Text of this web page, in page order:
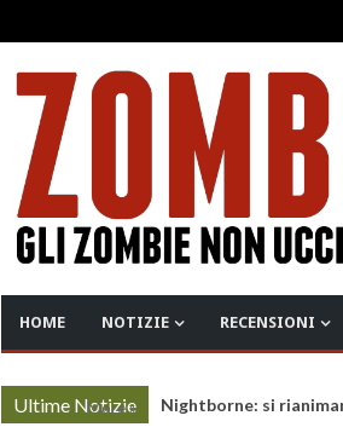
HOME NOTIZIE RECENSIONI
Ultime Notizie
More » Nightborne: si